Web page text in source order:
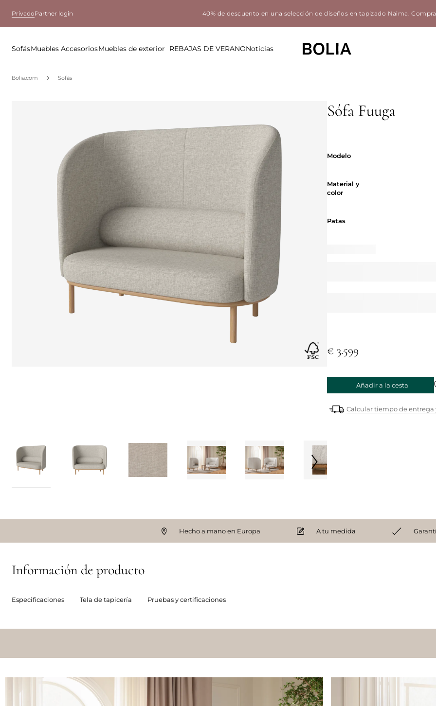
PrivadoPartner login 40% de descuento en una selección de diseños en tapizado Naima.
SofásMuebles AccesoriosMuebles de exterior REBAJAS DE VERANONoticias
Bolia.com Sofás
Sófa Fuuga
Modelo
Material y
color
Patas
€ 3.599
Añadir a la cesta
Calcular tiempo de entrega
Hecho a mano en Europa A tu medida
Información de producto
Especificaciones Tela de tapicería Pruebas y certificaciones